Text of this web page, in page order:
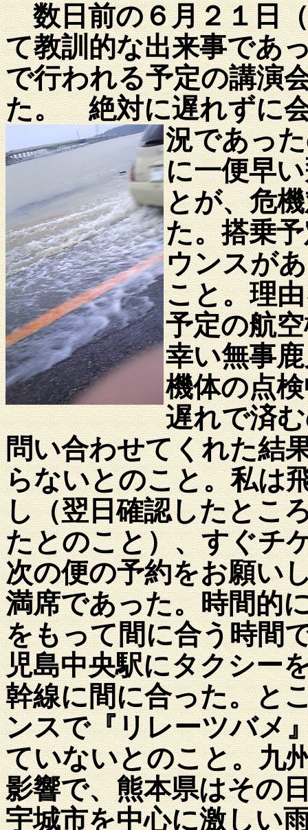
数日前の６月２１日（
て教訓的な出来事であ
で行われる予定の講演
た。 絶対に遅れずに
況であっ
に一便早
とが、危
た。搭乗
ウンスが
こと。理
予定の航
幸い無事
機体の点
遅れで済
問い合わせてくれた結
らないとのこと。私は
し（翌日確認したとこ
たとのこと）、すぐチ
次の便の予約をお願い
満席であった。時間的
をもって間に合う時間
児島中央駅にタクシー
幹線に間に合った。と
ンスで『リレーツバメ
ていないとのこと。九
影響で、熊本県はその
宇城市を中心に激しい